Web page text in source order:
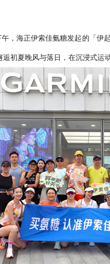
海正伊索佳氨糖发起的「伊
初夏晚风与落日，在沉浸式